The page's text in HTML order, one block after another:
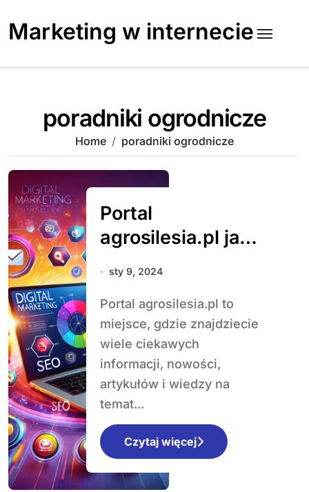
content
Marketing w internecie
poradniki ogrodnicze
Home poradniki ogrodnicze
Portal
agrosilesia.pl jako
źródło wiedzy i
rolników i
ogrodników
sty 9, 2024
Portal agrosilesia.pl to
miejsce, gdzie znajdziecie
wiele ciekawych
informacji, nowości,
artykułów i wiedzy na
temat...
Czytaj więcej